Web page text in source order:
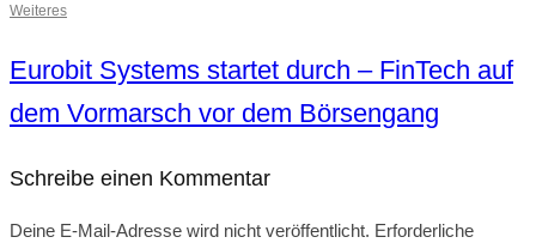
Weiteres
Eurobit Systems startet durch – FinTech auf
dem Vormarsch vor dem Börsengang
Schreibe einen Kommentar
Deine E-Mail-Adresse wird nicht veröffentlicht. Erforderliche